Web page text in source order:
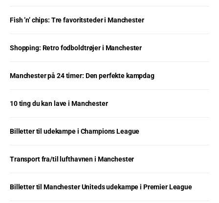
Fish ’n’ chips: Tre favoritsteder i Manchester
Shopping: Retro fodboldtrøjer i Manchester
Manchester på 24 timer: Den perfekte kampdag
10 ting du kan lave i Manchester
Billetter til udekampe i Champions League
Transport fra/til lufthavnen i Manchester
Billetter til Manchester Uniteds udekampe i Premier League